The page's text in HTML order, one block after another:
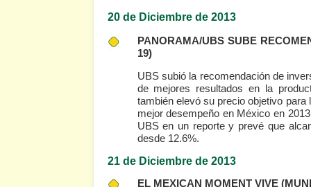
20 de Diciembre de 2013
PANORAMA/UBS SUBE
19)
UBS subió la recomendación de
de mejores resultados en la
también elevó su precio objetivo
mejor desempeño en México en
UBS en un reporte y prevé que
desde 12.6%.
21 de Diciembre de 2013
EL MEXICAN MOMENT VIVE